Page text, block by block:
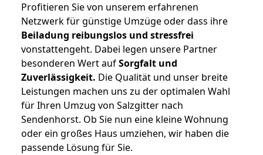
Profitieren Sie von unserem erfahrenen
Netzwerk für günstige Umzüge oder dass ihre
Beiladung reibungslos und stressfrei
vonstattengeht. Dabei legen unsere Partner
besonderen Wert aufSorgfalt und
Zuverlässigkeit. Die Qualität und unser breite
Leistungen machen uns zu der optimalen Wahl
für Ihren Umzug von Salzgitter nach
Sendenhorst. Ob Sie nun eine kleine Wohnung
oder ein großes Haus umziehen, wir haben die
passende Lösung für Sie.